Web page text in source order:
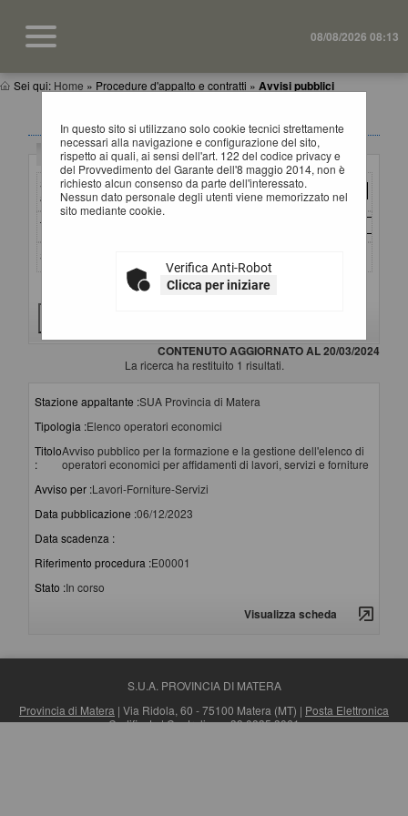
08/08/2026 08:13
Sei qui: Home » Procedure d'appalto e contratti » Avvisi pubblici
In questo sito si utilizzano solo cookie tecnici strettamente
necessari alla navigazione e configurazione del sito,
rispetto ai quali, ai sensi dell'art. 122 del codice privacy e
del Provvedimento del Garante dell'8 maggio 2014, non è
richiesto alcun consenso da parte dell'interessato.
Nessun dato personale degli utenti viene memorizzato nel
sito mediante cookie.
Verifica Anti-Robot
Clicca per iniziare
AVVISI DI GARA
Criteri di ricerca
Stazione
appaltante :
Titolo :
Stato :
Criteri di ricerca avanzati
CONTENUTO AGGIORNATO AL 20/03/2024
La ricerca ha restituito 1 risultati.
Stazione appaltante :SUA Provincia di Matera
Tipologia :Elenco operatori economici
Titolo
:
Avviso pubblico per la formazione e la gestione dell'elenco di
operatori economici per affidamenti di lavori, servizi e forniture
Avviso per :Lavori-Forniture-Servizi
Data pubblicazione :06/12/2023
Data scadenza :
Riferimento procedura :E00001
Stato :In corso
Visualizza scheda
S.U.A. PROVINCIA DI MATERA
Provincia di Matera | Via Ridola, 60 - 75100 Matera (MT) | Posta Elettronica
Certificata| Centralino: +39 0835 3061